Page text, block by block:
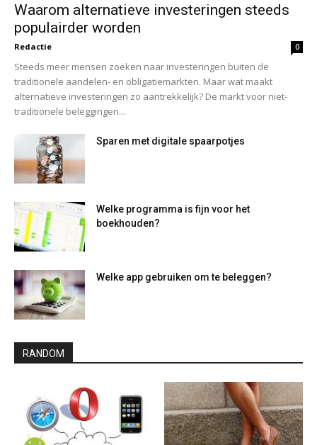
Waarom alternatieve investeringen steeds
populairder worden
Redactie 0
Steeds meer mensen zoeken naar investeringen buiten de
traditionele aandelen- en obligatiemarkten. Maar wat maakt
alternatieve investeringen zo aantrekkelijk? De markt voor niet-
traditionele beleggingen...
Sparen met digitale spaarpotjes
Welke programma is fijn voor het
boekhouden?
Welke app gebruiken om te beleggen?
RANDOM